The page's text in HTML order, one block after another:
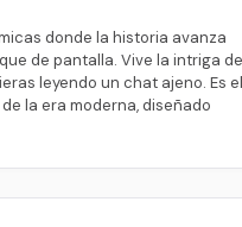
donde la historia avanza
de pantalla. Vive la intriga de
leyendo un chat ajeno. Es el
la era moderna, diseñado